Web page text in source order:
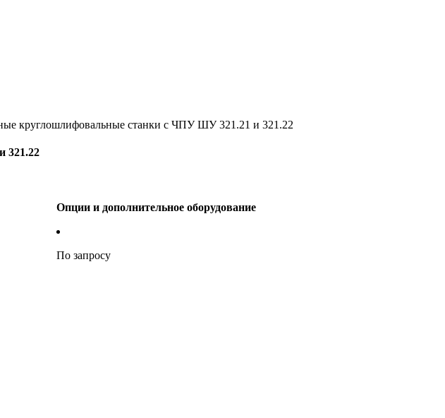
круглошлифовальные станки с ЧПУ ШУ 321.21 и 321.22
321.22
Опции и дополнительное оборудование
По запросу